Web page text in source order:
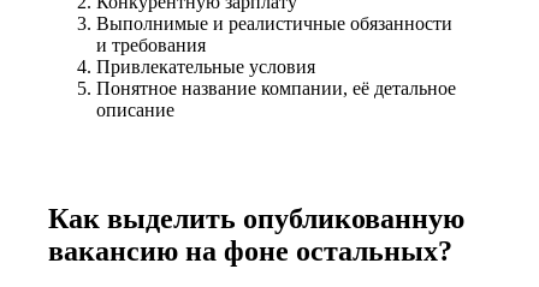
Выполнимые и реалистичные обязанности
и требования
Привлекательные условия
Понятное название компании, её детальное
описание
Как выделить опубликованную
вакансию на фоне остальных?